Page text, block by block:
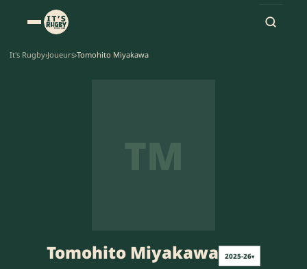
It's Rugby›Joueurs›Tomohito Miyakawa
TM
Tomohito Miyakawa 2025-26▾